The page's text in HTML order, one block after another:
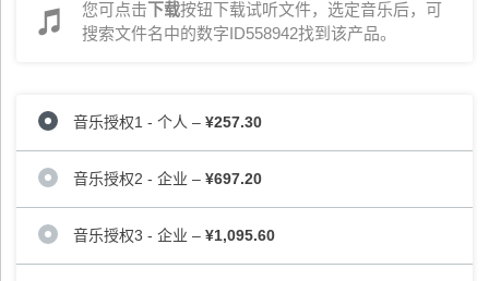
您可点击下载按钮下载试听文件，选定音乐后，可
搜索文件名中的数字ID558942找到该产品。
音乐授权1 - 个人 – ¥257.30
音乐授权2 - 企业 – ¥697.20
音乐授权3 - 企业 – ¥1,095.60